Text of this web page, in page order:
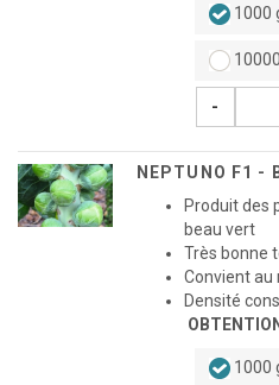
1000
-
NEPTUNO F1 -
Produit des
beau vert
Très bonne
Convient au
Densité
1000